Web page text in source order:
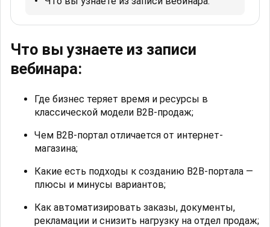
Что вы узнаете из записи
вебинара:
Где бизнес теряет время и ресурсы в
классической модели B2B-продаж;
Чем B2B-портал отличается от интернет-
магазина;
Какие есть подходы к созданию B2B-портала —
плюсы и минусы вариантов;
Как автоматизировать заказы, документы,
рекламации и снизить нагрузку на отдел продаж;